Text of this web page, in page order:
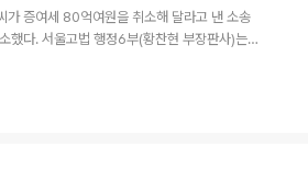
가 증여세 80억여원을 취소해 달라고 낸 소송
했다. 서울고법 행정6부(황찬현 부장판사)는 1
여세 80억여원 가운데 3억여원을 제외한 7
여세 포탈 혐의로 구속기소돼 2007년 징역 2